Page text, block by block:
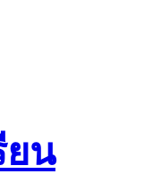
ยน